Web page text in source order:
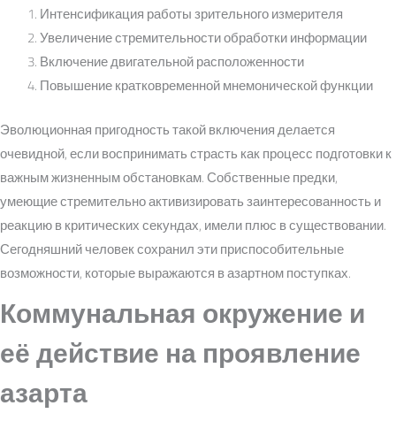
Интенсификация работы зрительного измерителя
Увеличение стремительности обработки информации
Включение двигательной расположенности
Повышение кратковременной мнемонической функции
Эволюционная пригодность такой включения делается
очевидной, если воспринимать страсть как процесс подготовки к
важным жизненным обстановкам. Собственные предки,
умеющие стремительно активизировать заинтересованность и
реакцию в критических секундах, имели плюс в существовании.
Сегодняшний человек сохранил эти приспособительные
возможности, которые выражаются в азартном поступках.
Коммунальная окружение и
её действие на проявление
азарта